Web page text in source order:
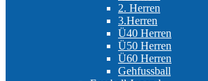
2. Herren
3.Herren
Ü40 Herren
Ü50 Herren
Ü60 Herren
Gehfussball